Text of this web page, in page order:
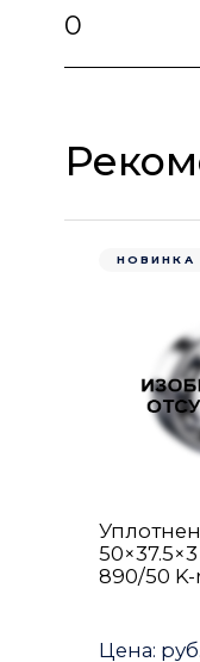
0
НОВИНКА
890/50
Цена: руб.